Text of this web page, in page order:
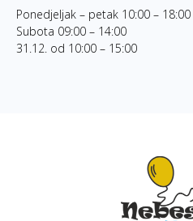
Ponedjeljak – petak 10:00 – 18:00
Subota 09:00 – 14:00
31.12. od 10:00 – 15:00